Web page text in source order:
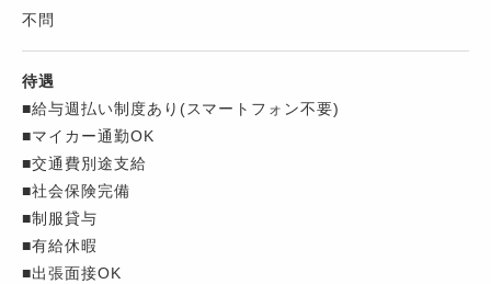
不問
待遇
■給与週払い制度あり(スマートフォン不要)
■マイカー通勤OK
■交通費別途支給
■社会保険完備
■制服貸与
■有給休暇
■出張面接OK